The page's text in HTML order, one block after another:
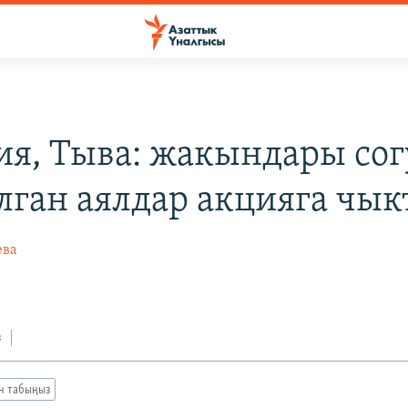
Тыва: жакындары
аялдар акцияга
табыңыз